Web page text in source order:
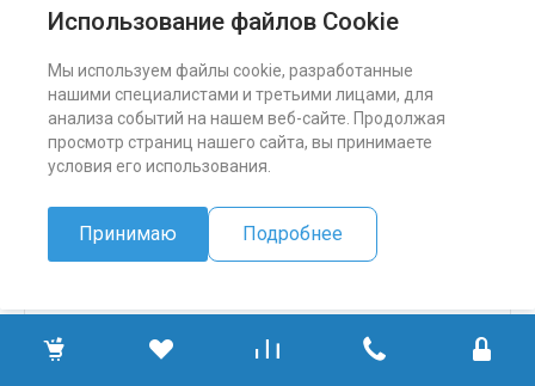
Использование файлов Cookie
Мы используем файлы cookie, разработанные
нашими специалистами и третьими лицами, для
анализа событий на нашем веб-сайте. Продолжая
просмотр страниц нашего сайта, вы принимаете
условия его использования.
Принимаю Подробнее
324 500 ₽
ПОДРОБНЕЕ